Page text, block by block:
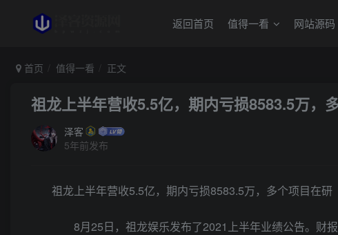
返回首页 值得一看 网站源码
首页 值得一看 正文
祖龙上半年营收5.5亿，期内亏损8583.5万，
泽客
5年前发布
祖龙上半年营收5.5亿，期内亏损8583.5万，多个项目在研
8月25日，祖龙娱乐发布了2021上半年业绩公告。财